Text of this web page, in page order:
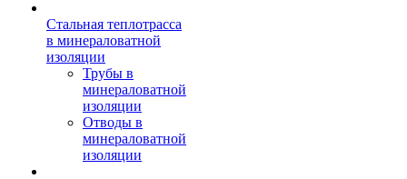
Стальная теплотрасса
в минераловатной
изоляции
Трубы в
минераловатной
изоляции
Отводы в
минераловатной
изоляции